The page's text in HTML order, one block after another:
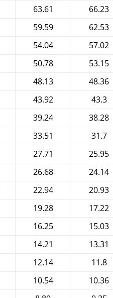
63.61 66.23
59.59 62.53
54.04 57.02
50.78 53.15
48.13 48.36
43.92 43.3
39.24 38.28
33.51 31.7
27.71 25.95
26.68 24.14
22.94 20.93
19.28 17.22
16.25 15.03
14.21 13.31
12.14 11.8
10.54 10.36